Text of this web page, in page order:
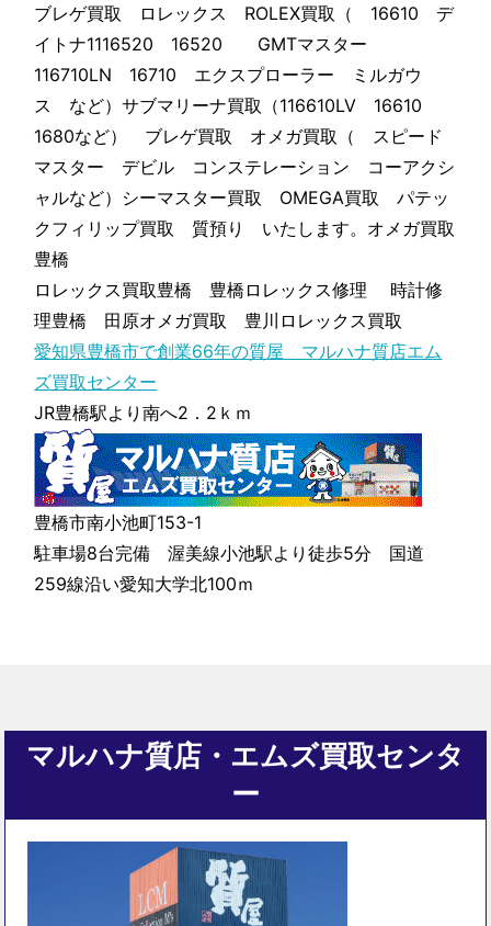
ブレゲ買取 ロレックス ROLEX買取（ 16610 デ
イトナ1116520 16520 GMTマスター
116710LN 16710 エクスプローラー ミルガウ
ス など）サブマリーナ買取（116610LV 16610
1680など） ブレゲ買取 オメガ買取（ スピード
マスター デビル コンステレーション コーアクシ
ャルなど）シーマスター買取 OMEGA買取 パテッ
クフィリップ買取 質預り いたします。オメガ買取
豊橋
ロレックス買取豊橋 豊橋ロレックス修理 時計修
理豊橋 田原オメガ買取 豊川ロレックス買取
愛知県豊橋市で創業66年の質屋 マルハナ質店エム
ズ買取センター
JR豊橋駅より南へ2．2ｋｍ
豊橋市南小池町153-1
駐車場8台完備 渥美線小池駅より徒歩5分 国道
259線沿い愛知大学北100ｍ
マルハナ質店・エムズ買取センタ
ー